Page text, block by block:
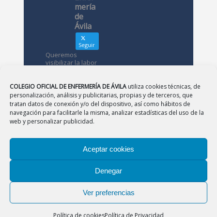
COLEGIO OFICIAL DE ENFERMERÍA DE ÁVILA utiliza cookies técnicas, de
personalización, análisis y publicitarias, propias y de terceros, que
tratan datos de conexión y/o del dispositivo, así como hábitos de
navegación para facilitarle la misma, analizar estadísticas del uso de la
web y personalizar publicidad.
Aceptar cookies
Denegar
Ver preferencias
Política de cookiesPolítica de Privacidad
mería
de
Ávila
Seguir
Queremos
visibilizar la labor
conoces?
Avatar Colegio
Oficial de
de Ávila
12 May
Enfermería
os
agradecemos
LEÓN|PALENCIA
|SEGOVIA|SORIA|VALLADOLID|ZAMORA
Cookies